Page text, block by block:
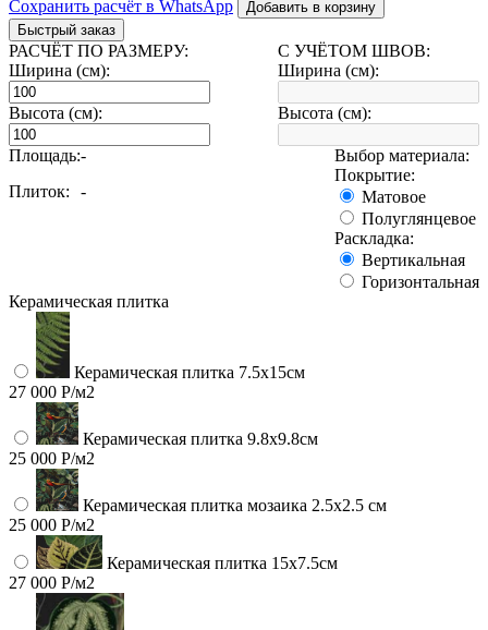
Сохранить расчёт в WhatsApp
Добавить в корзину
Быстрый заказ
РАСЧЁТ ПО РАЗМЕРУ:
Ширина (см):
Высота (см):
С УЧЁТОМ ШВОВ:
Ширина (см):
Высота (см):
Площадь:-
Плиток:
-
Выбор материала:
Покрытие:
Матовое
Полуглянцевое
Раскладка:
Вертикальная
Горизонтальная
Керамическая плитка
Керамическая плитка 7.5х15см
27 000 Р/м2
Керамическая плитка 9.8x9.8см
25 000 Р/м2
Керамическая плитка мозаика 2.5x2.5 см
25 000 Р/м2
Керамическая плитка 15х7.5см
27 000 Р/м2